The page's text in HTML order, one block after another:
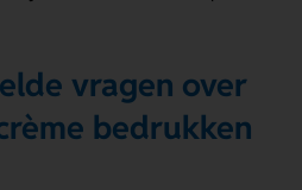
vragen over
bedrukken